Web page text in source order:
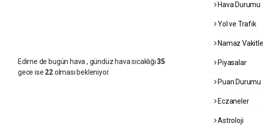
Edirne de bugün hava , gündüz hava sıcaklığı35
gece ise 22olması bekleniyor.
Hava Durumu
Yol ve Trafik
Namaz
Piyasalar
Puan Durumu
Eczaneler
Astroloji